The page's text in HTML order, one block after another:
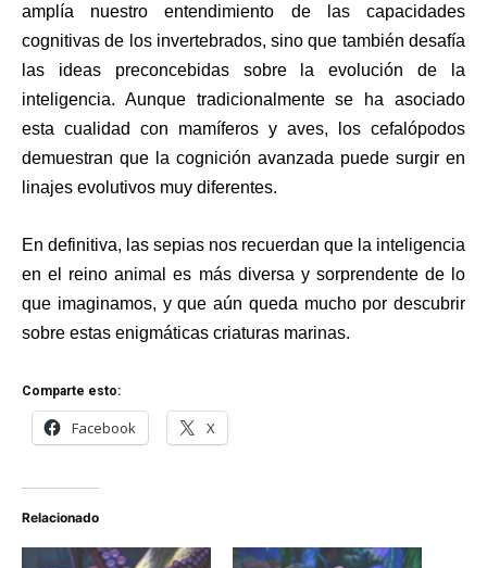
amplía nuestro entendimiento de las capacidades
cognitivas de los invertebrados, sino que también desafía
las ideas preconcebidas sobre la evolución de la
inteligencia. Aunque tradicionalmente se ha asociado
esta cualidad con mamíferos y aves, los cefalópodos
demuestran que la cognición avanzada puede surgir en
linajes evolutivos muy diferentes.
En definitiva, las sepias nos recuerdan que la inteligencia
en el reino animal es más diversa y sorprendente de lo
que imaginamos, y que aún queda mucho por descubrir
sobre estas enigmáticas criaturas marinas.
Comparte esto:
Facebook X
Relacionado